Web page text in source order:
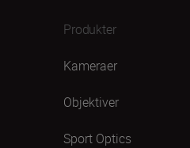
Produkter
Kameraer
Objektiver
Sport Optics